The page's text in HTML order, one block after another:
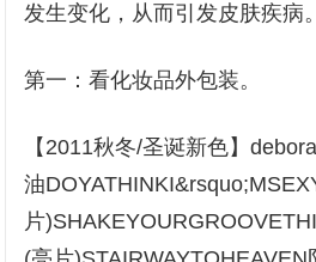
发生变化，从而引发皮肤疾病。
第一：看化妆品外包装。
【2011秋冬/圣诞新色】
油
片